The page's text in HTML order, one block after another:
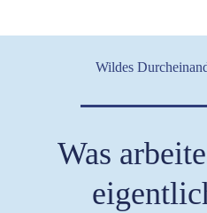
Wildes
Was